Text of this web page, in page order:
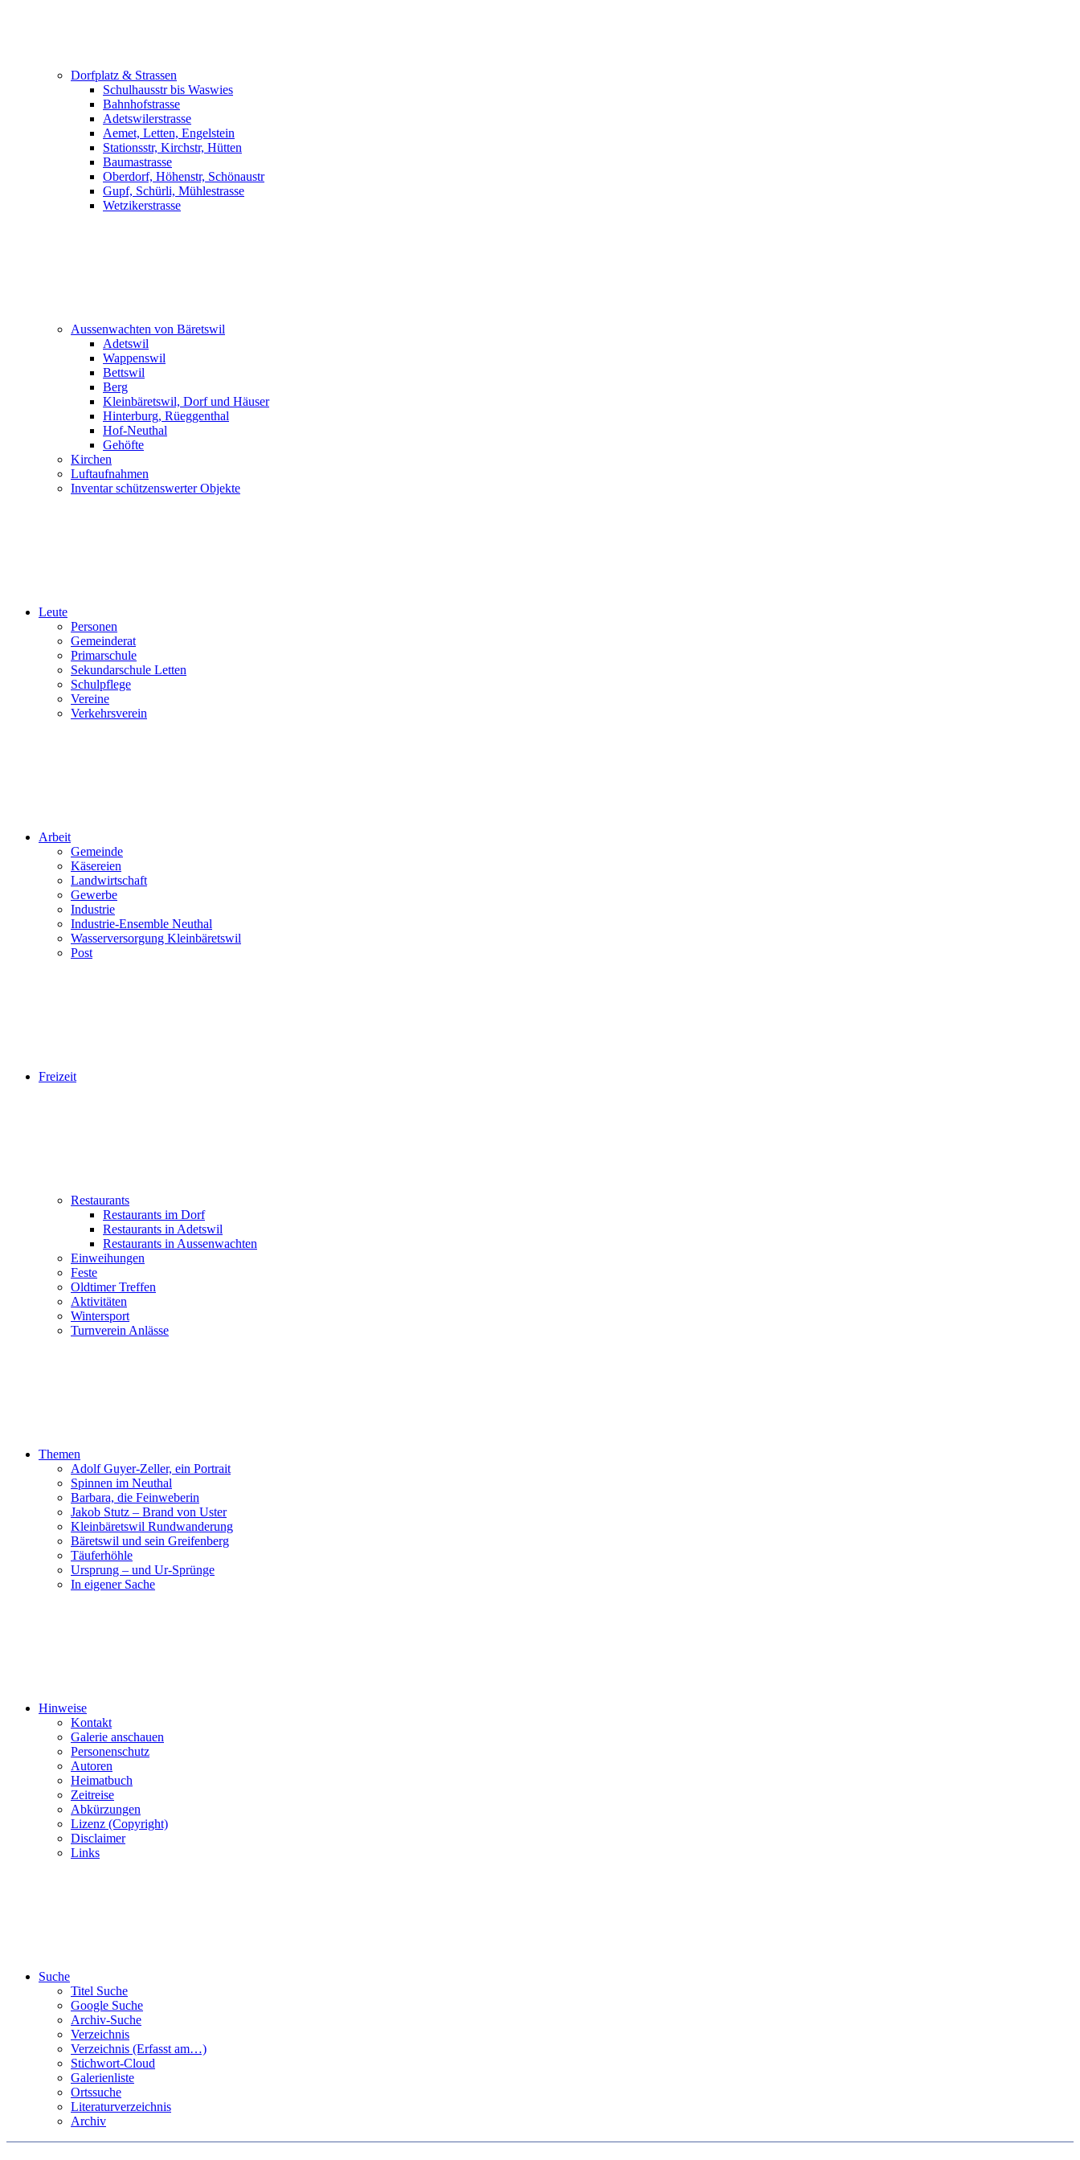
Dorfplatz & Strassen
Schulhausstr bis Waswies
Bahnhofstrasse
Adetswilerstrasse
Aemet, Letten, Engelstein
Stationsstr, Kirchstr, Hütten
Baumastrasse
Oberdorf, Höhenstr, Schönaustr
Gupf, Schürli, Mühlestrasse
Wetzikerstrasse
Aussenwachten von Bäretswil
Adetswil
Wappenswil
Bettswil
Berg
Kleinbäretswil, Dorf und Häuser
Hinterburg, Rüeggenthal
Hof-Neuthal
Gehöfte
Kirchen
Luftaufnahmen
Inventar schützenswerter Objekte
Leute
Personen
Gemeinderat
Primarschule
Sekundarschule Letten
Schulpflege
Vereine
Verkehrsverein
Arbeit
Gemeinde
Käsereien
Landwirtschaft
Gewerbe
Industrie
Industrie-Ensemble Neuthal
Wasserversorgung Kleinbäretswil
Post
Freizeit
Restaurants
Restaurants im Dorf
Restaurants in Adetswil
Restaurants in Aussenwachten
Einweihungen
Feste
Oldtimer Treffen
Aktivitäten
Wintersport
Turnverein Anlässe
Themen
Adolf Guyer-Zeller, ein Portrait
Spinnen im Neuthal
Barbara, die Feinweberin
Jakob Stutz – Brand von Uster
Kleinbäretswil Rundwanderung
Bäretswil und sein Greifenberg
Täuferhöhle
Ursprung – und Ur-Sprünge
In eigener Sache
Hinweise
Kontakt
Galerie anschauen
Personenschutz
Autoren
Heimatbuch
Zeitreise
Abkürzungen
Lizenz (Copyright)
Disclaimer
Links
Suche
Titel Suche
Google Suche
Archiv-Suche
Verzeichnis
Verzeichnis (Erfasst am…)
Stichwort-Cloud
Galerienliste
Ortssuche
Literaturverzeichnis
Archiv